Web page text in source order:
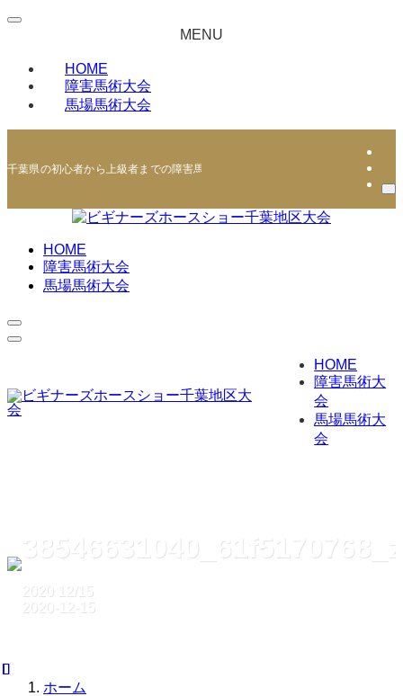
MENU
HOME
障害馬術大会
馬場馬術大会
千葉県の初心者から上級者までの障害馬術・馬場馬術競技会 | ビギナーズホー
HOME
障害馬術大会
馬場馬術大会
HOME
障害馬術大
会
馬場馬術大
会
38546631040_61f5170768_z
2020
12/15
2020-12-15
ホーム